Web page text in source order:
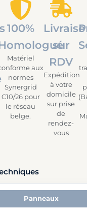
100%
Matériel
aux
normes
Synergrid
C10/26 pour
le réseau
belge.
sur
RDV
Expédition
à votre
domicile
sur prise
de
rendez-
vous
Panneaux